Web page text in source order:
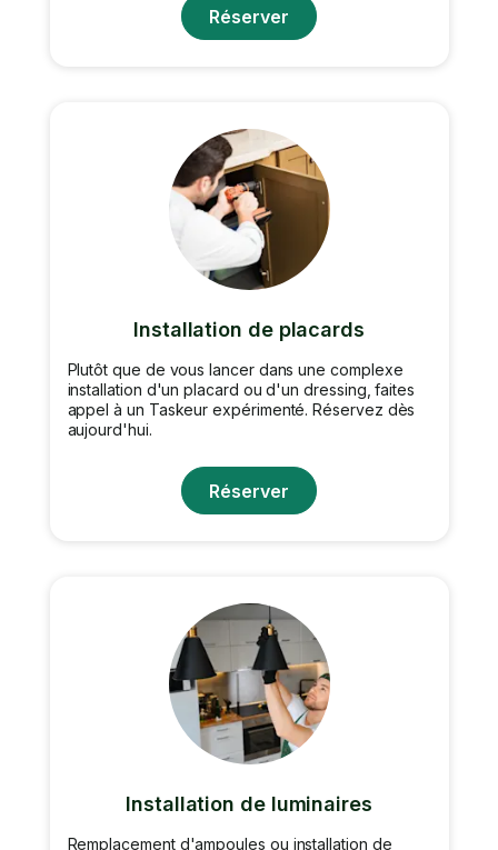
Réserver
Installation de placards
Plutôt que de vous lancer dans une complexe
installation d'un placard ou d'un dressing, faites
appel à un Taskeur expérimenté. Réservez dès
aujourd'hui.
Réserver
Installation de luminaires
Remplacement d'ampoules ou installation de